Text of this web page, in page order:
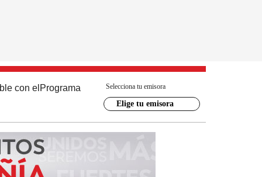
con el Programa Selecciona tu emisora
Elige tu emisora